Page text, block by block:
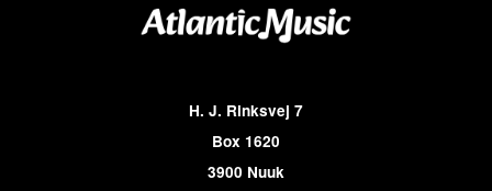
H. J. Rinksvej 7
Box 1620
3900 Nuuk